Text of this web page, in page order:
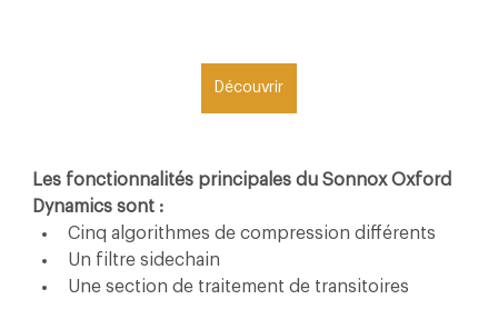
Découvrir
Les fonctionnalités principales du Sonnox Oxford
Dynamics sont :
Cinq algorithmes de compression différents
Un filtre sidechain
Une section de traitement de transitoires